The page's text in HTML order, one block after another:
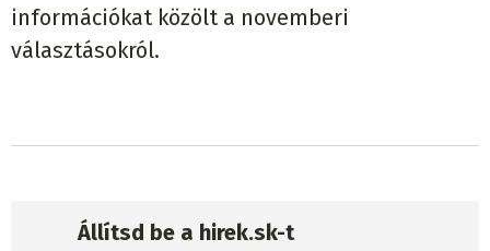
információkat közölt a novemberi
választásokról.
Állítsd be a hirek.sk-t